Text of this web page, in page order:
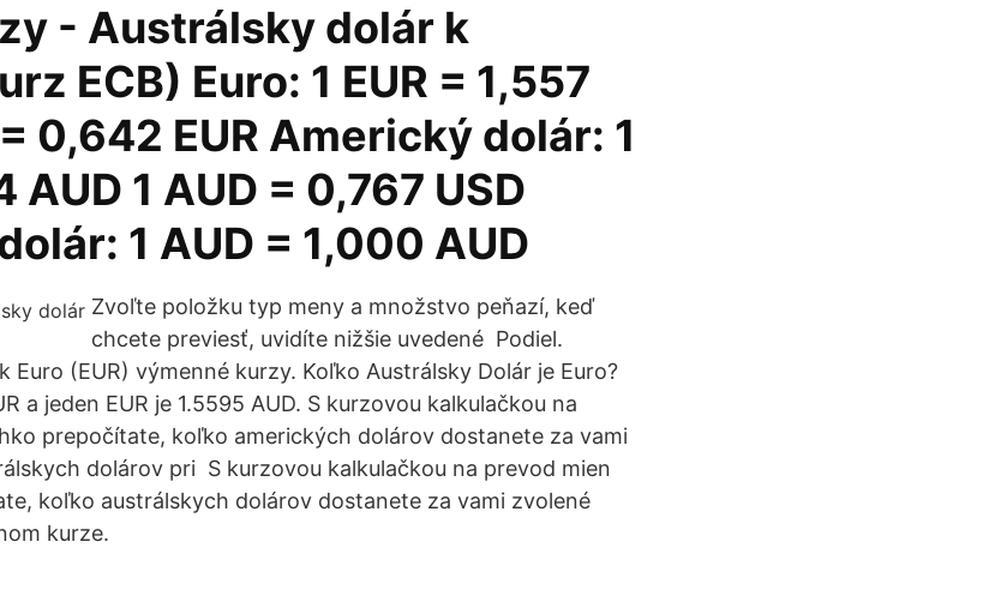
- Austrálsky dolár k
ECB) Euro: 1 EUR = 1,557
0,642 EUR Americký dolár: 1
AUD 1 AUD = 0,767 USD
1 AUD = 1,000 AUD
Zvoľte položku typ meny a množstvo peňazí, keď
chcete previesť, uvidíte nižšie uvedené Podiel.
Euro (EUR) výmenné kurzy. Koľko Austrálsky Dolár je Euro?
a jeden EUR je 1.5595 AUD. S kurzovou kalkulačkou na
prepočítate, koľko amerických dolárov dostanete za vami
dolárov pri S kurzovou kalkulačkou na prevod mien
koľko austrálskych dolárov dostanete za vami zvolené
kurze.